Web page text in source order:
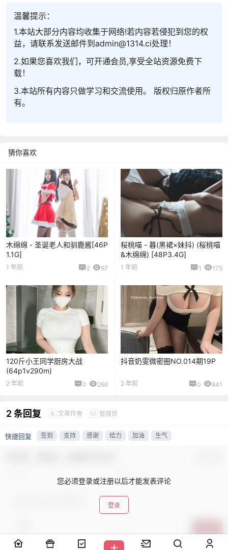
温馨提示：
1.本站大部分内容均收集于网络!若内容若侵犯到您的权
益，请联系发送邮件到admin@1314.ci处理！
2.如果您喜欢我们，可开通会员,享受全站资源免费下
载！
3.本站所有内容只做学习和交流使用。 版权归原作者所
有。
猜你喜欢
木绵绵 - 圣诞老人和驯鹿酱[46P
1.1G]
1 年前 2 97
桜桃喵 - 暮(黑裙×妹抖) (桜桃喵
&木绵绵) [48P3.4G]
1 年前 1 175
120斤小王同学厨房大战
(64p1v290m)
2 年前 0 266
抖音奶雯微密圈NO.014期19P
2 年前 0 841
2 条回复 A 文章作者 M 管理员
快捷回复 签到 支持 感谢 给力 加油 生气
您必须登录或注册以后才能发表评论
登录